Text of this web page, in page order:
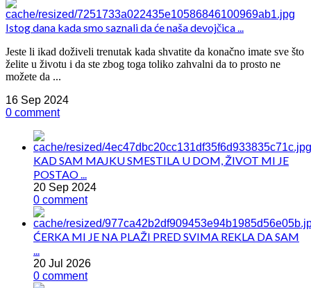
Istog dana kada smo saznali da će naša devojčica ...
Jeste li ikad doživeli trenutak kada shvatite da konačno imate sve što
želite u životu i da ste zbog toga toliko zahvalni da to prosto ne
možete da ...
16 Sep 2024
0 comment
KAD SAM MAJKU SMESTILA U DOM, ŽIVOT MI JE
POSTAO ...
20 Sep 2024
0 comment
ĆERKA MI JE NA PLAŽI PRED SVIMA REKLA DA SAM
20 Jul 2026
0 comment